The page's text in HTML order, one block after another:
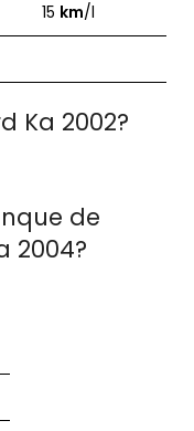
15 km/l
Ka 2002?
de
2004?